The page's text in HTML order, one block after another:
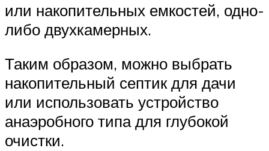
или накопительных емкостей, одно-
либо двухкамерных.
Таким образом, можно выбрать
накопительный септик для дачи
или использовать устройство
анаэробного типа для глубокой
очистки.